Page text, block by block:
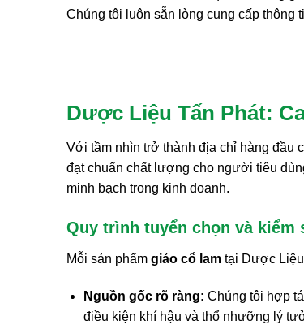
Chúng tôi luôn sẵn lòng cung cấp thông
Dược Liệu Tấn Phát:
Với tầm nhìn trở thành địa chỉ hàng đầu
đạt chuẩn chất lượng cho người tiêu
minh bạch trong kinh doanh.
Quy trình tuyển chọn và
Mỗi sản phẩm giảo cổ lam tại Dược
Nguồn gốc rõ ràng: Chúng tôi hợp
điều kiện khí hậu và thổ nhưỡng lý